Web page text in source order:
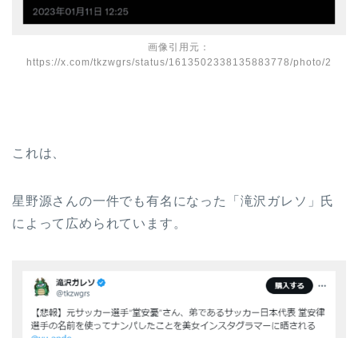
画像引用元：
https://x.com/tkzwgrs/status/1613502338135883778/photo/2
これは、
星野源さんの一件でも有名になった「滝沢ガレソ」氏
によって広められています。